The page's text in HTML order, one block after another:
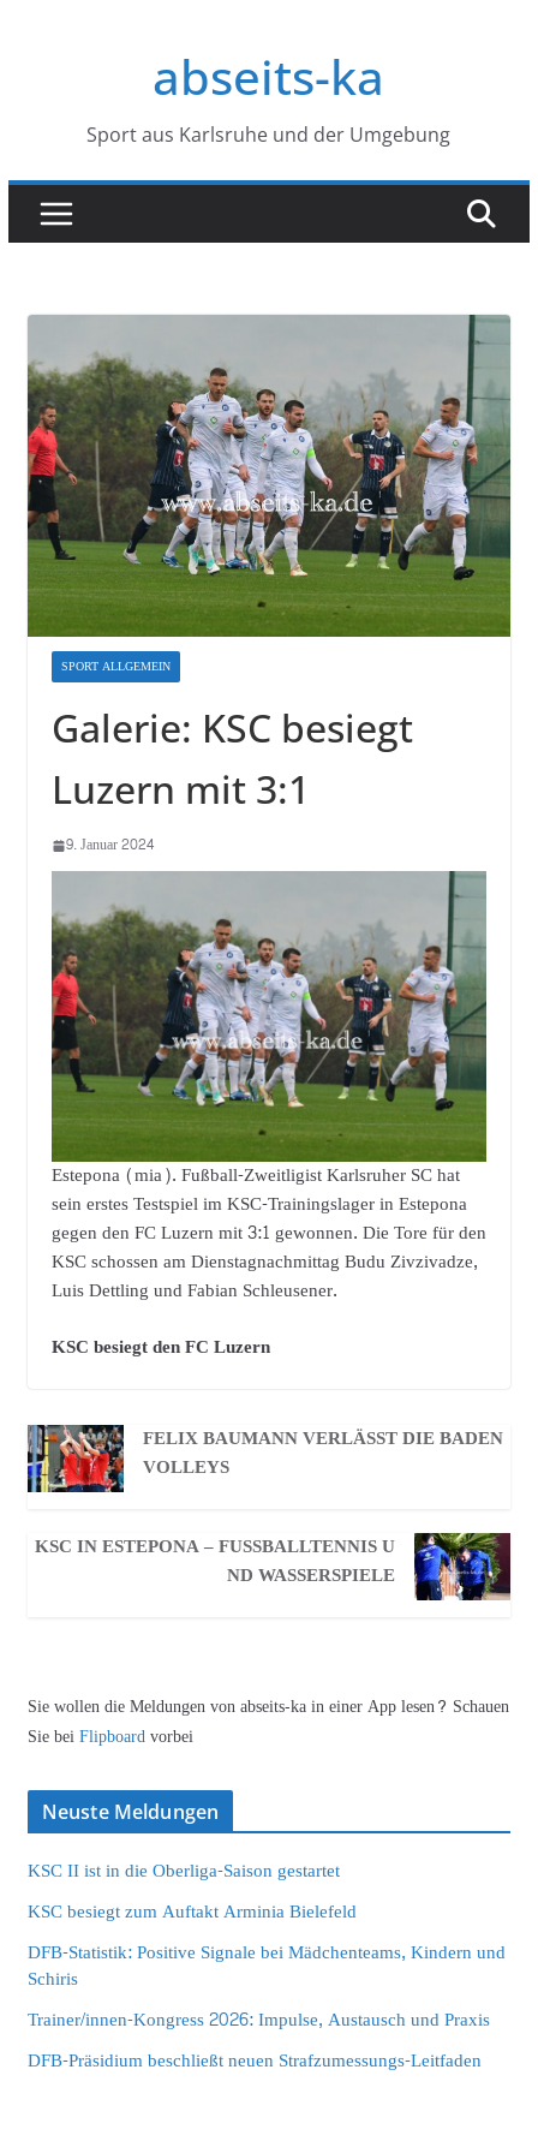
abseits-ka
Sport aus Karlsruhe und der Umgebung
SPORT ALLGEMEIN
Galerie: KSC besiegt
Luzern mit 3:1
9. Januar 2024
Estepona (mia). Fußball-Zweitligist Karlsruher SC hat
sein erstes Testspiel im KSC-Trainingslager in Estepona
gegen den FC Luzern mit 3:1 gewonnen. Die Tore für den
KSC schossen am Dienstagnachmittag Budu Zivzivadze,
Luis Dettling und Fabian Schleusener.
KSC besiegt den FC Luzern
FELIX BAUMANN VERLÄSST DIE BADEN
VOLLEYS
KSC IN ESTEPONA – FUSSBALLTENNIS UN
D WASSERSPIELE
Sie wollen die Meldungen von abseits-ka in einer App lesen? Schauen
Sie beiFlipboardvorbei
Neuste Meldungen
KSC II ist in die Oberliga-Saison gestartet
KSC besiegt zum Auftakt Arminia Bielefeld
DFB-Statistik: Positive Signale bei Mädchenteams, Kindern und
Schiris
Trainer/innen-Kongress 2026: Impulse, Austausch und Praxis
DFB-Präsidium beschließt neuen Strafzumessungs-Leitfaden